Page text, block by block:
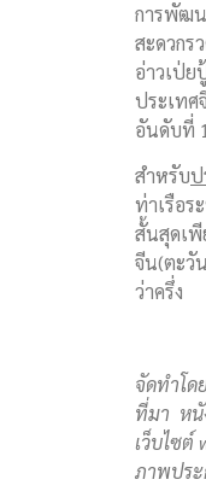
การพัฒน
สะดวกร
อ่าวเป่ย
ประเทศ
อันดับที่
สำหรับป
ท่าเรือร
สั้นสุดเพี
จีน(ตะวั
ว่าครึ่ง
จัดทำโ
ที่มา หนั
เว็บไซต์
ภาพประ